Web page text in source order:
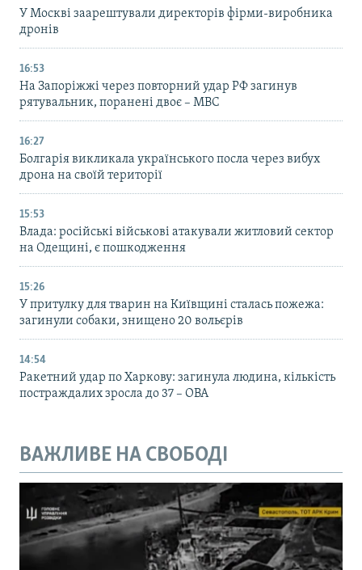
У Москві заарештували директорів фірми-виробника
дронів
16:53
На Запоріжжі через повторний удар РФ загинув
рятувальник, поранені двоє – МВС
16:27
Болгарія викликала українського посла через вибух
дрона на своїй території
15:53
Влада: російські військові атакували житловий сектор
на Одещині, є пошкодження
15:26
У притулку для тварин на Київщині сталась пожежа:
загинули собаки, знищено 20 вольєрів
14:54
Ракетний удар по Харкову: загинула людина, кількість
постраждалих зросла до 37 – ОВА
ВАЖЛИВЕ НА СВОБОДІ